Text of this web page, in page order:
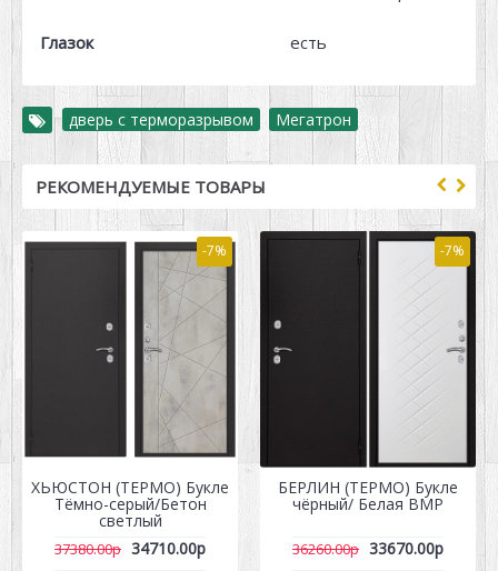
Глазок есть
дверь с терморазрывом , Мегатрон
РЕКОМЕНДУЕМЫЕ ТОВАРЫ
-7%
ХЬЮСТОН (ТЕРМО) Букле
Тёмно-серый/Бетон
светлый
37380.00р 34710.00р
-7%
БЕРЛИН (ТЕРМО) Букле
чёрный/ Белая ВМР
36260.00р 33670.00р